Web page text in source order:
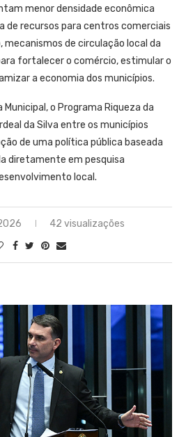
menor densidade econômica
de recursos para centros comerciais
de circulação local da
fortalecer o comércio, estimular o
a economia dos municípios.
o Programa Riqueza da
da Silva entre os municípios
de uma política pública baseada
diretamente em pesquisa
local.
42 visualizações